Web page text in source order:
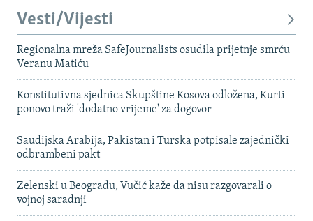
Vesti/Vijesti
Regionalna mreža SafeJournalists osudila prijetnje smrću
Veranu Matiću
Konstitutivna sjednica Skupštine Kosova odložena, Kurti
ponovo traži 'dodatno vrijeme' za dogovor
Saudijska Arabija, Pakistan i Turska potpisale zajednički
odbrambeni pakt
Zelenski u Beogradu, Vučić kaže da nisu razgovarali o
vojnoj saradnji